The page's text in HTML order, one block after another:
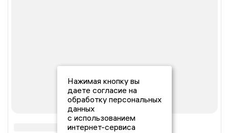
Нажимая кнопку вы
даете согласие на
обработку персональных
данных
с использованием
интернет-сервиса